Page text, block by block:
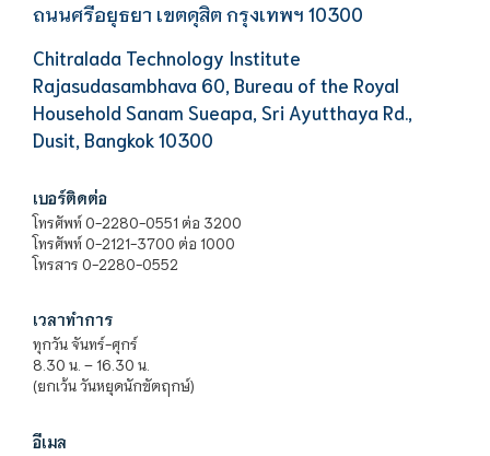
ถนนศรีอยุธยา เขตดุสิต กรุงเทพฯ 10300
Chitralada Technology Institute
Rajasudasambhava 60, Bureau of the Royal
Household Sanam Sueapa, Sri Ayutthaya Rd.,
Dusit, Bangkok 10300
เบอร์ติดต่อ
โทรศัพท์ 0-2280-0551 ต่อ 3200
โทรศัพท์ 0-2121-3700 ต่อ 1000
โทรสาร 0-2280-0552
เวลาทำการ
ทุกวัน จันทร์-ศุกร์
8.30 น. – 16.30 น.
(ยกเว้น วันหยุดนักขัตฤกษ์)
อีเมล